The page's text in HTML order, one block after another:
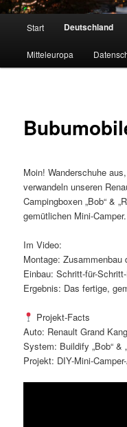
Start Deutschland
Mitteleuropa
Moin! Wanderschuhe
verwandeln unseren
Campingboxen „Bob“ &
gemütlichen Mini-Camper.
Im Video:
Montage: Zusammenbau
Einbau: Schritt-für-
Ergebnis: Das fertige,
Projekt-Facts
Auto: Renault Grand
System: Buildify „Bob“ &
Projekt: DIY-Mini-